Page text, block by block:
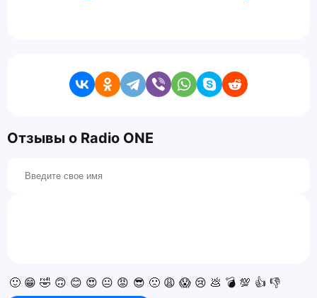
Отзывы о Radio ONE
🙂 😁 🤣 🙃 😊 😍 😐 😡 😎 🙁 😩 😱 😢 💩 💣 💯 👍 👎